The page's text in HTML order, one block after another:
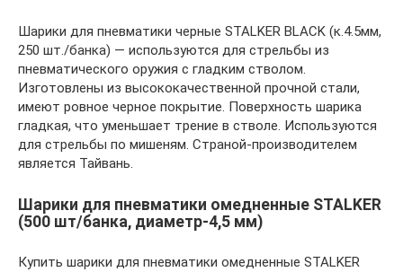
Шарики для пневматики черные STALKER BLACK (к.4.5мм,
250 шт./банка) — используются для стрельбы из
пневматического оружия с гладким стволом.
Изготовлены из высококачественной прочной стали,
имеют ровное черное покрытие. Поверхность шарика
гладкая, что уменьшает трение в стволе. Используются
для стрельбы по мишеням. Страной-производителем
является Тайвань.
Шарики для пневматики омедненные STALKER
(500 шт/банка, диаметр-4,5 мм)
Купить шарики для пневматики омедненные STALKER